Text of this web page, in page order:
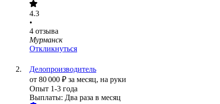
4.3
•
4 отзыва
Мурманск
Откликнуться
Делопроизводитель
от 80 000 ₽ за месяц, на руки
Опыт 1-3 года
Выплаты: Два раза в месяц